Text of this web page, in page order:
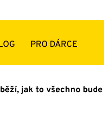
PRO DÁRCE
jak to všechno